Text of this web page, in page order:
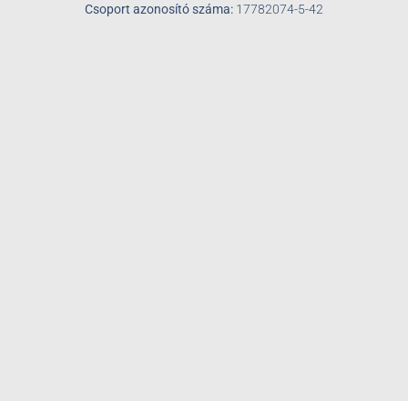
Csoport azonosító száma: 17782074-5-42